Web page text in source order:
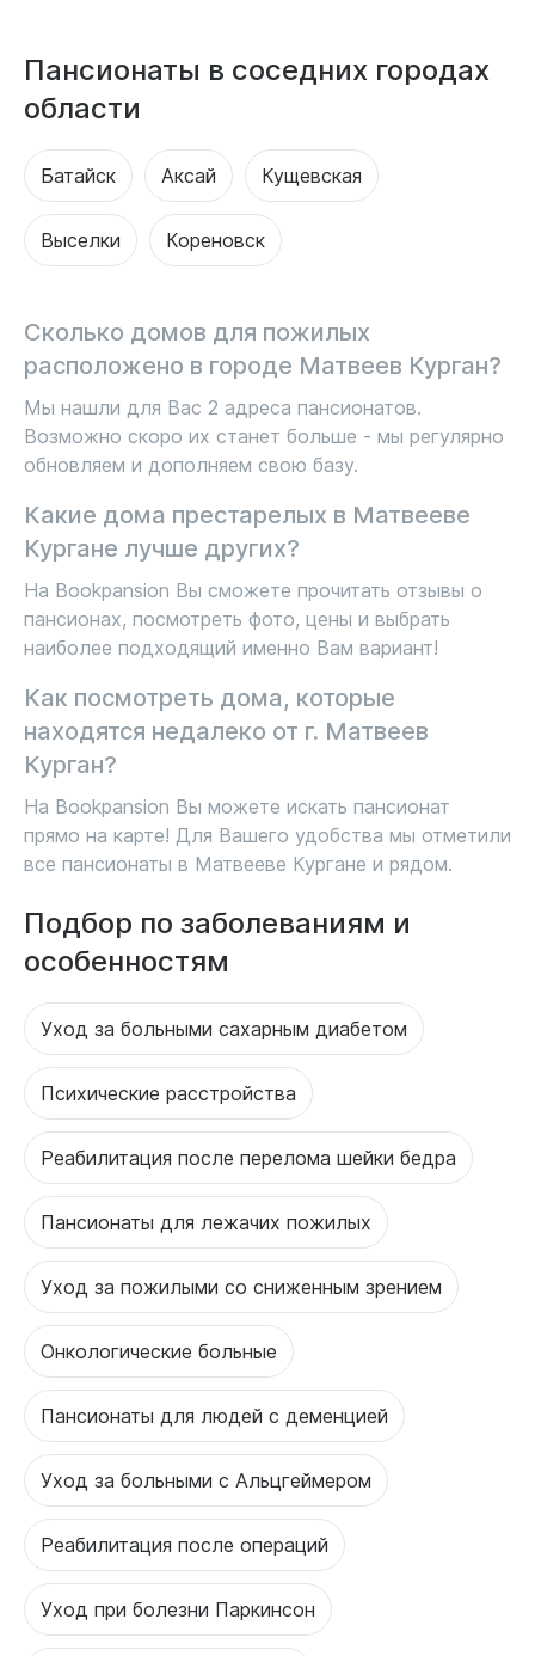
Пансионаты в соседних городах
области
Батайск Аксай Кущевская
Выселки Кореновск
Сколько домов для пожилых
расположено в городе Матвеев Курган?
Мы нашли для Вас 2 адреса пансионатов.
Возможно скоро их станет больше - мы регулярно
обновляем и дополняем свою базу.
Какие дома престарелых в Матвееве
Кургане лучше других?
На Bookpansion Вы сможете прочитать отзывы о
пансионах, посмотреть фото, цены и выбрать
наиболее подходящий именно Вам вариант!
Как посмотреть дома, которые
находятся недалеко от г. Матвеев
Курган?
На Bookpansion Вы можете искать пансионат
прямо на карте! Для Вашего удобства мы отметили
все пансионаты в Матвееве Кургане и рядом.
Подбор по заболеваниям и
особенностям
Уход за больными сахарным диабетом
Психические расстройства
Реабилитация после перелома шейки бедра
Пансионаты для лежачих пожилых
Уход за пожилыми со сниженным зрением
Онкологические больные
Пансионаты для людей с деменцией
Уход за больными с Альцгеймером
Реабилитация после операций
Уход при болезни Паркинсон